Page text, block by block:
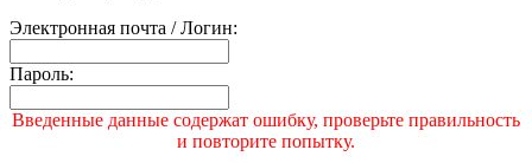
Электронная почта / Логин:
Пароль:
Введенные данные содержат ошибку, проверьте правильность
и повторите попытку.